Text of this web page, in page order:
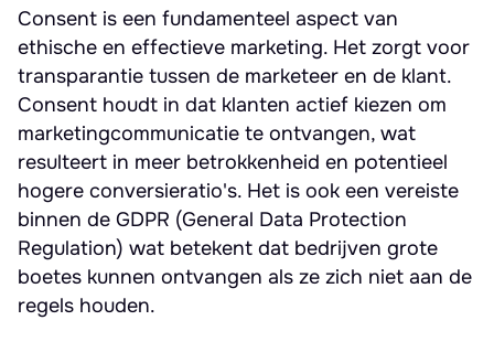
Consent is een fundamenteel aspect van
ethische en effectieve marketing. Het zorgt voor
transparantie tussen de marketeer en de klant.
Consent houdt in dat klanten actief kiezen om
marketingcommunicatie te ontvangen, wat
resulteert in meer betrokkenheid en potentieel
hogere conversieratio's. Het is ook een vereiste
binnen de GDPR (General Data Protection
Regulation) wat betekent dat bedrijven grote
boetes kunnen ontvangen als ze zich niet aan de
regels houden.